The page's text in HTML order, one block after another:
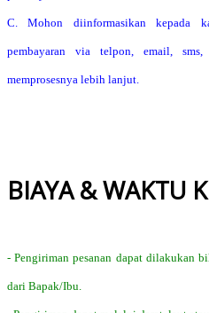
C. Mohon diinformasikan kepada
pembayaran via telpon, email,
memprosesnya lebih lanjut.
BIAYA & WAKTU
- Pengiriman pesanan dapat dilakukan
dari Bapak/Ibu.